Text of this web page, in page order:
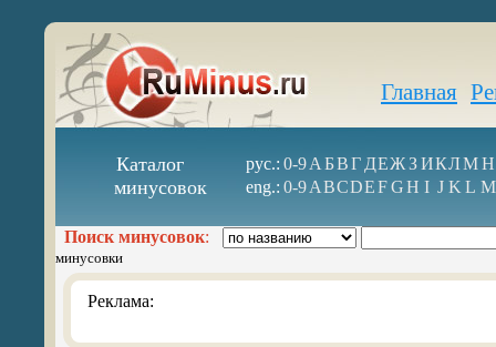
Главная
Каталог
минусовок
рус.: 0-9А БВГ ДЕЖ З ИКЛМН
eng.: 0-9ABCDEFGH I J K L M
Поиск минусовок:
минусовки
Реклама: